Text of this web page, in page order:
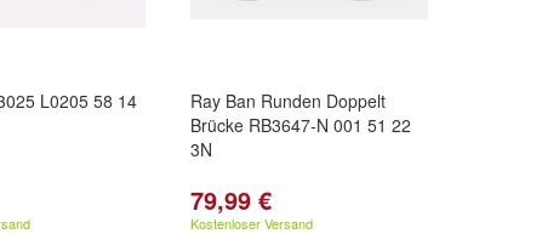
L0205 58 14
Ray Ban Runden Doppelt
Brücke RB3647-N 001 51 22
3N
79,99 €
Kostenloser Versand